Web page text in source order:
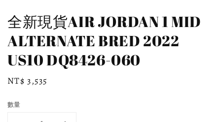
全新現貨AIR JORDAN 1 MID
ALTERNATE BRED 2022
US10 DQ8426-060
Regular
NT$ 3,535
數量